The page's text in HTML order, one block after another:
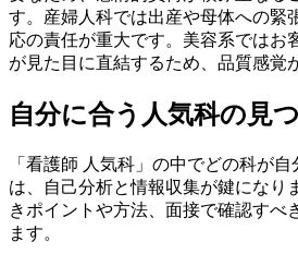
す。産婦人科では出産や母体への緊
応の責任が重大です。美容系ではお
が見た目に直結するため、品質感覚
自分に合う人気科の見
「看護師 人気科」の中でどの科が
は、自己分析と情報収集が鍵になり
きポイントや方法、面接で確認すべ
ます。